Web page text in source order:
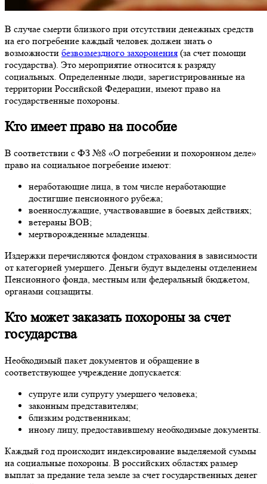
В случае смерти близкого при отсутствии денежных средств
на его погребение каждый человек должен знать о
возможности безвозмездного захоронения (за счет помощи
государства). Это мероприятие относится к разряду
социальных. Определенные люди, зарегистрированные на
территории Российской Федерации, имеют право на
государственные похороны.
Кто имеет право на пособие
В соответствии с ФЗ №8 «О погребении и похоронном деле»
право на социальное погребение имеют:
неработающие лица, в том числе неработающие
достигшие пенсионного рубежа;
военнослужащие, участвовавшие в боевых действиях;
ветераны ВОВ;
мертворожденные младенцы.
Издержки перечисляются фондом страхования в зависимости
от категорией умершего. Деньги будут выделены отделением
Пенсионного фонда, местным или федеральный бюджетом,
органами соцзащиты.
Кто может заказать похороны за счет
государства
Необходимый пакет документов и обращение в
соответствующее учреждение допускается:
супруге или супругу умершего человека;
законным представителям;
близким родственникам;
иному лицу, предоставившему необходимые документы.
Каждый год происходит индексирование выделяемой суммы
на социальные похороны. В российских областях размер
выплат за предание тела земле за счет государственных денег